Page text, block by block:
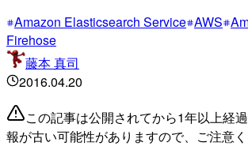
Amazon Elasticsearch Service AWS
Firehose
藤本 真司
2016.04.20
この記事は公開されてから1年以上経
報が古い可能性がありますので、ご注意く